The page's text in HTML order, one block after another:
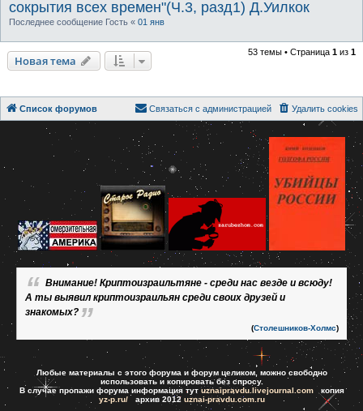
сокрытия всех времен"(Ч.3, разд1) Д.Уилкок
Последнее сообщение Гость « 01 янв
Новая тема
53 темы • Страница 1 из 1
Список форумов Удалить cookies
Связаться с администрацией
Внимание! Криптоизраильтяне - среди нас везде и всюду!
А ты выявил криптоизраильян среди своих друзей и
знакомых?
(Столешников-Холмс)
Любые материалы с этого форума и форум целиком, можно свободно
использовать и копировать без спросу.
В случае пропажи форума информация тут uznaipravdu.livejournal.comкопия
yz-p.ru/архив 2012 uznai-pravdu.com.ru